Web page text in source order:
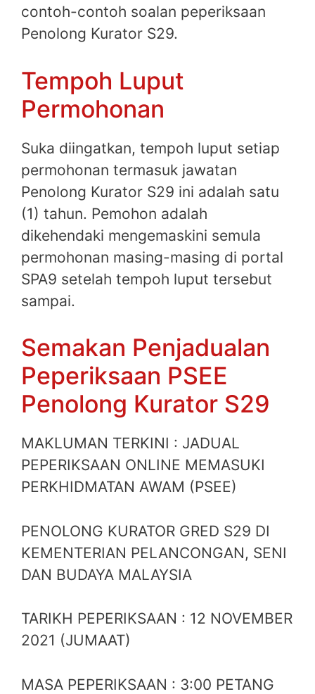
contoh-contoh soalan peperiksaan
Penolong Kurator S29.
Tempoh Luput
Permohonan
Suka diingatkan, tempoh luput setiap
permohonan termasuk jawatan
Penolong Kurator S29 ini adalah satu
(1) tahun. Pemohon adalah
dikehendaki mengemaskini semula
permohonan masing-masing di portal
SPA9 setelah tempoh luput tersebut
sampai.
Semakan Penjadualan
Peperiksaan PSEE
Penolong Kurator S29
MAKLUMAN TERKINI : JADUAL
PEPERIKSAAN ONLINE MEMASUKI
PERKHIDMATAN AWAM (PSEE)
PENOLONG KURATOR GRED S29 DI
KEMENTERIAN PELANCONGAN, SENI
DAN BUDAYA MALAYSIA
TARIKH PEPERIKSAAN : 12 NOVEMBER
2021 (JUMAAT)
MASA PEPERIKSAAN : 3:00 PETANG